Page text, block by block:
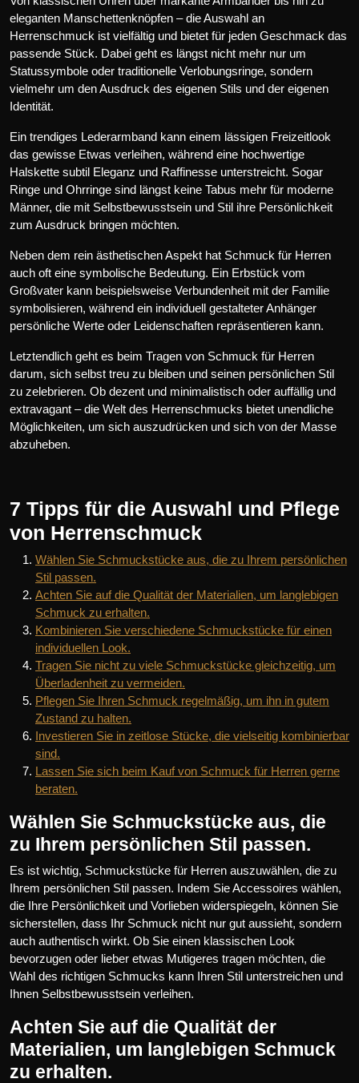
eleganten Manschettenknöpfen – die Auswahl an
Herrenschmuck ist vielfältig und bietet für jeden Geschmack das
passende Stück. Dabei geht es längst nicht mehr nur um
Statussymbole oder traditionelle Verlobungsringe, sondern
vielmehr um den Ausdruck des eigenen Stils und der eigenen
Identität.
Ein trendiges Lederarmband kann einem lässigen Freizeitlook
das gewisse Etwas verleihen, während eine hochwertige
Halskette subtil Eleganz und Raffinesse unterstreicht. Sogar
Ringe und Ohrringe sind längst keine Tabus mehr für moderne
Männer, die mit Selbstbewusstsein und Stil ihre Persönlichkeit
zum Ausdruck bringen möchten.
Neben dem rein ästhetischen Aspekt hat Schmuck für Herren
auch oft eine symbolische Bedeutung. Ein Erbstück vom
Großvater kann beispielsweise Verbundenheit mit der Familie
symbolisieren, während ein individuell gestalteter Anhänger
persönliche Werte oder Leidenschaften repräsentieren kann.
Letztendlich geht es beim Tragen von Schmuck für Herren
darum, sich selbst treu zu bleiben und seinen persönlichen Stil
zu zelebrieren. Ob dezent und minimalistisch oder auffällig und
extravagant – die Welt des Herrenschmucks bietet unendliche
Möglichkeiten, um sich auszudrücken und sich von der Masse
abzuheben.
7 Tipps für die Auswahl und Pflege
von Herrenschmuck
Wählen Sie Schmuckstücke aus, die zu Ihrem persönlichen
Stil passen.
Achten Sie auf die Qualität der Materialien, um langlebigen
Schmuck zu erhalten.
Kombinieren Sie verschiedene Schmuckstücke für einen
individuellen Look.
Tragen Sie nicht zu viele Schmuckstücke gleichzeitig, um
Überladenheit zu vermeiden.
Pflegen Sie Ihren Schmuck regelmäßig, um ihn in gutem
Zustand zu halten.
Investieren Sie in zeitlose Stücke, die vielseitig kombinierbar
sind.
Lassen Sie sich beim Kauf von Schmuck für Herren gerne
beraten.
Wählen Sie Schmuckstücke aus, die
zu Ihrem persönlichen Stil passen.
Es ist wichtig, Schmuckstücke für Herren auszuwählen, die zu
Ihrem persönlichen Stil passen. Indem Sie Accessoires wählen,
die Ihre Persönlichkeit und Vorlieben widerspiegeln, können Sie
sicherstellen, dass Ihr Schmuck nicht nur gut aussieht, sondern
auch authentisch wirkt. Ob Sie einen klassischen Look
bevorzugen oder lieber etwas Mutigeres tragen möchten, die
Wahl des richtigen Schmucks kann Ihren Stil unterstreichen und
Ihnen Selbstbewusstsein verleihen.
Achten Sie auf die Qualität der
Materialien, um langlebigen Schmuck
zu erhalten.